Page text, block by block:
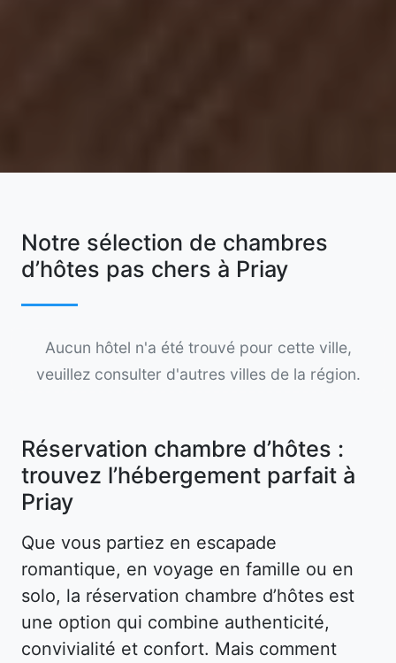
Notre sélection de chambres
d’hôtes pas chers à Priay
Aucun hôtel n'a été trouvé pour cette ville,
veuillez consulter d'autres villes de la région.
Réservation chambre d’hôtes :
trouvez l’hébergement parfait à
Priay
Que vous partiez en escapade
romantique, en voyage en famille ou en
solo, la réservation chambre d’hôtes est
une option qui combine authenticité,
convivialité et confort. Mais comment